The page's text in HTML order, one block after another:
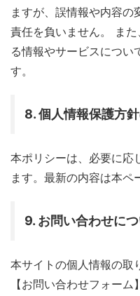
ますが、誤情報や内容の
責任を負いません。 ま
る情報やサービスについ
す。
8. 個人情報保護方
本ポリシーは、必要に応
ます。最新の内容は本ペ
9. お問い合わせに
本サイトの個人情報の取
【お問い合わせフォーム